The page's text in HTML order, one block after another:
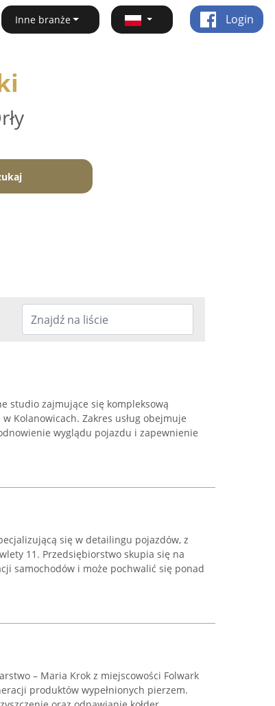
Inne branże Login
studio zajmujące się kompleksową
Kolanowicach. Zakres usług obejmuje
wyglądu pojazdu i zapewnienie
się w detailingu pojazdów, z
11. Przedsiębiorstwo skupia się na
samochodów i może pochwalić się ponad
– Maria Krok z miejscowości Folwark
produktów wypełnionych pierzem.